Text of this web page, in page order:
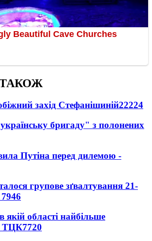
захід Стефанішиній22224
бригаду" з полонених
Путіна перед дилемою -
групове зґвалтування 21-
7946
якій області найбільше
ТЦК7720